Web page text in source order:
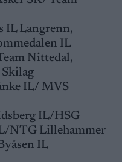
IL Langrenn,
IL
Nittedal,
IL/ MVS
IL/HSG
NTG Lillehammer
IL